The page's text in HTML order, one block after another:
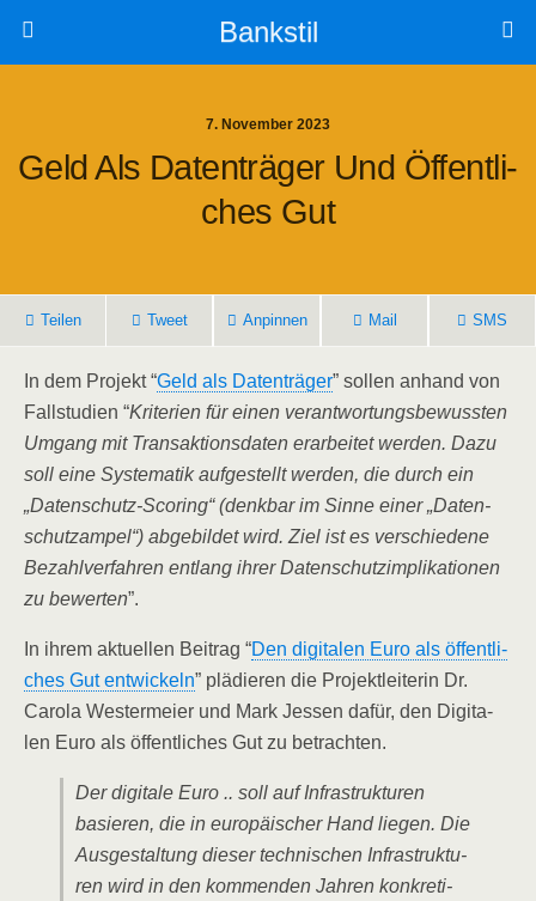
Bankstil
7. November 2023
Geld Als Daten­trä­ger Und Öffent­li­
Ches Gut
Tei­len Tweet Anpin­nen Mail SMS
In dem Pro­jekt “Geld als Daten­trä­ger” sol­len anhand von
Fall­stu­di­en “Kri­te­ri­en für einen ver­ant­wor­tungs­be­wuss­ten
Umgang mit Trans­ak­ti­ons­da­ten erar­bei­tet wer­den. Dazu
soll eine Sys­te­ma­tik auf­ge­stellt wer­den, die durch ein
„Daten­schutz-Scoring“ (denk­bar im Sin­ne einer „Daten­
schutz­am­pel“) abge­bil­det wird. Ziel ist es ver­schie­de­ne
Bezahl­ver­fah­ren ent­lang ihrer Daten­schutz­im­pli­ka­tio­nen
zu bewer­ten”.
In ihrem aktu­el­len Bei­trag “Den digi­ta­len Euro als öffent­li­
ches Gut ent­wi­ckeln” plä­die­ren die Pro­jekt­lei­te­rin Dr.
Caro­la Wes­ter­mei­er und Mark Jes­sen dafür, den Digi­ta­
len Euro als öffent­li­ches Gut zu betrachten.
Der digi­ta­le Euro .. soll auf Infra­struk­tu­ren
basie­ren, die in euro­päi­scher Hand lie­gen. Die
Aus­ge­stal­tung die­ser tech­ni­schen Infra­struk­tu­
ren wird in den kom­men­den Jah­ren kon­kre­ti­